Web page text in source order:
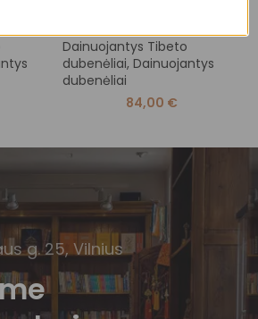
Dainuojantys Tibeto
dubenėliai, Dainuojantys
dubenėliai
84,00 €
g. 25, Vilnius